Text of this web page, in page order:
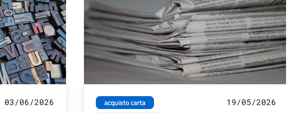
03/06/2026
acquisto carta
19/05/2026